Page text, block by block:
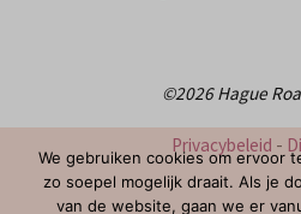
©2026 Hague
Privacybeleid -
We gebruiken cookies om ervoor
zo soepel mogelijk draait. Als je
van de website, gaan we er